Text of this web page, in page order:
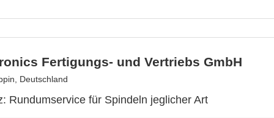
Fertigungs- und Vertriebs GmbH
Deutschland
Rundumservice für Spindeln jeglicher Art